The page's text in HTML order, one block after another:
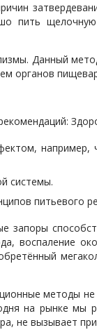
пить
Данный
органов
системы.
питьевого
запоры
воспаление
методы
на рынке мы
не вызывает